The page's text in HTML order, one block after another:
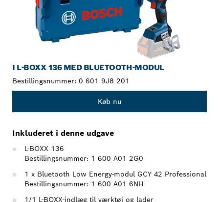
I L-BOXX 136 MED BLUETOOTH-MODUL
Bestillingsnummer: 0 601 9J8 201
Køb nu
Inkluderet i denne udgave
L-BOXX 136
Bestillingsnummer: 1 600 A01 2G0
1 x Bluetooth Low Energy-modul GCY 42 Professional
Bestillingsnummer: 1 600 A01 6NH
1/1 L-BOXX-indlæg til værktøj og lader